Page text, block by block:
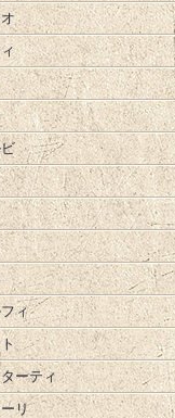
ィ
ーティ
リ